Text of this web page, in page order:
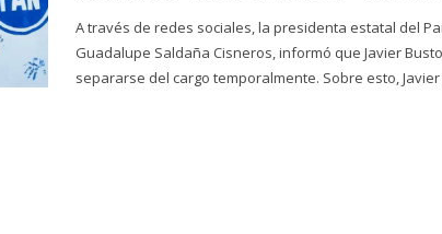
A través de redes sociales, la presidenta estatal del
Guadalupe Saldaña Cisneros, informó que Javier
separarse del cargo